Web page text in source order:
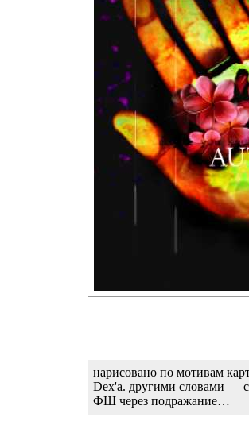
нарисовано по мотивам
Dex'a. другими словами —
ФШ через подражание…